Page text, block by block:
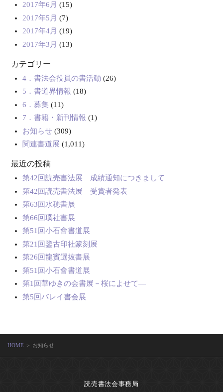
2017年6月 (15)
2017年5月 (7)
2017年4月 (19)
2017年3月 (13)
カテゴリー
4．書法会役員の書活動 (26)
5．書道界情報 (18)
6．募集(11)
7．書籍・新刊情報 (1)
お知らせ(309)
関連書道展 (1,011)
最近の投稿
第42回読売書法展 成績通知につきまして
第42回読売書法展 受賞者発表
第63回水穂書展
第66回璞社書展
第51回小石會書道展
第21回鑒古印社篆刻展
第26回龍賓選抜書展
第51回小石會書道展
第1回華ゆきの会書展－桜によせて―
第5回バレイ書会展
HOME ＞ お知らせ
読売書法会事務局